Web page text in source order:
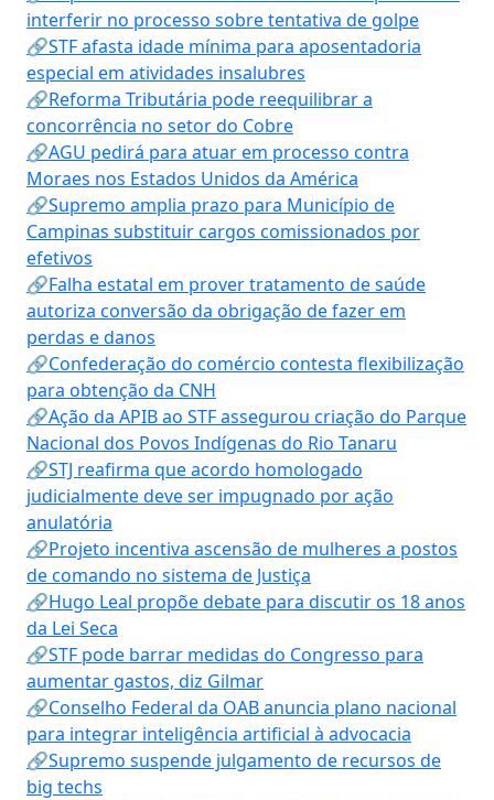
interferir no processo sobre tentativa de golpe
🔗STF afasta idade mínima para aposentadoria
especial em atividades insalubres
🔗Reforma Tributária pode reequilibrar a
concorrência no setor do Cobre
🔗AGU pedirá para atuar em processo contra
Moraes nos Estados Unidos da América
🔗Supremo amplia prazo para Município de
Campinas substituir cargos comissionados por
efetivos
🔗Falha estatal em prover tratamento de saúde
autoriza conversão da obrigação de fazer em
perdas e danos
🔗Confederação do comércio contesta flexibilização
para obtenção da CNH
🔗Ação da APIB ao STF assegurou criação do Parque
Nacional dos Povos Indígenas do Rio Tanaru
🔗STJ reafirma que acordo homologado
judicialmente deve ser impugnado por ação
anulatória
🔗Projeto incentiva ascensão de mulheres a postos
de comando no sistema de Justiça
🔗Hugo Leal propõe debate para discutir os 18 anos
da Lei Seca
🔗STF pode barrar medidas do Congresso para
aumentar gastos, diz Gilmar
🔗Conselho Federal da OAB anuncia plano nacional
para integrar inteligência artificial à advocacia
🔗Supremo suspende julgamento de recursos de
big techs